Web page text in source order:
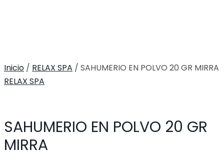
Inicio / RELAX SPA / SAHUMERIO EN POLVO 20 GR MIRRA
RELAX SPA
SAHUMERIO EN POLVO 20 GR
MIRRA